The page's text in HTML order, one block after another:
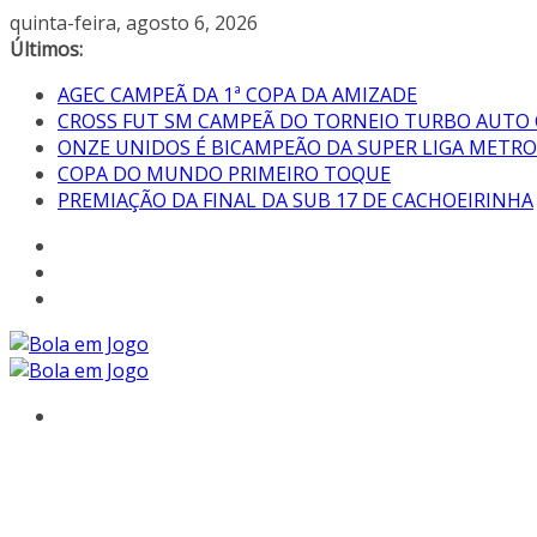
quinta-feira, agosto 6, 2026
Últimos:
AGEC CAMPEÃ DA 1ª COPA DA AMIZADE
CROSS FUT SM CAMPEÃ DO TORNEIO TURBO AUTO
ONZE UNIDOS É BICAMPEÃO DA SUPER LIGA
COPA DO MUNDO PRIMEIRO TOQUE
PREMIAÇÃO DA FINAL DA SUB 17 DE CACHOEIRINHA